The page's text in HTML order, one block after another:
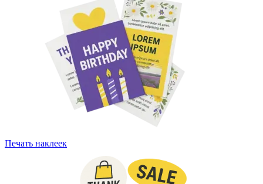
Печать наклеек